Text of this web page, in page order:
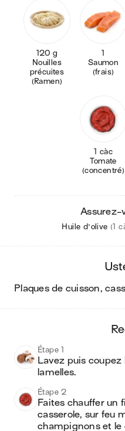
120 g
Nouilles
précuites
(Ramen)
1
Saumon
(frais)
1 càc
Tomate
(concentré)
Assurez-
Huile d'olive (1
plaques de cuisson,
Étape 1
Lavez puis
lamelles.
Étape 2
Faites chauffer un
casserole, sur feu
champignons et